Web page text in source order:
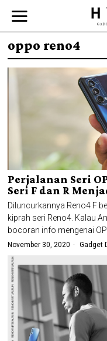
oppo reno4
Perjalanan Seri
Seri F dan R
Diluncurkannya Reno4 F
kiprah seri Reno4. Kalau
bocoran info mengenai
November 30, 2020 Gadget